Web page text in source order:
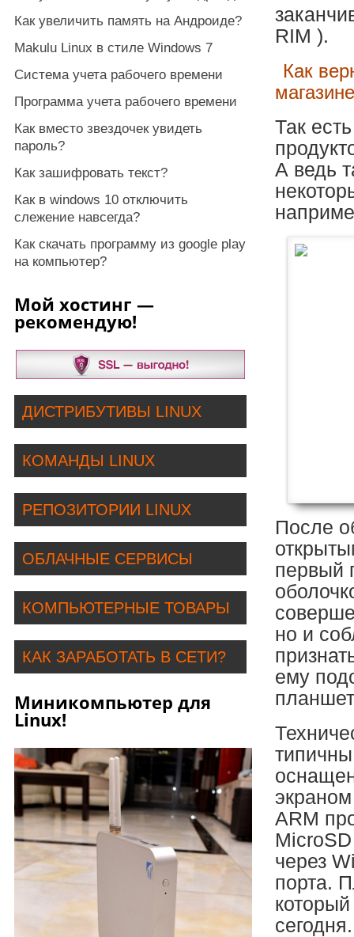
RIM ).
Как
Так
А ведь
После
первый
но и
ему
ARM
через
порта.
сегодня.
Как увеличить память на Андроиде?
Makulu Linux в стиле Windows 7
Система учета рабочего времени
Программа учета рабочего времени
Как вместо звездочек увидеть
пароль?
Как зашифровать текст?
Как в windows 10 отключить
слежение навсегда?
Как скачать программу из google play
на компьютер?
Мой хостинг —
рекомендую!
ДИСТРИБУТИВЫ LINUX
КОМАНДЫ LINUX
РЕПОЗИТОРИИ LINUX
ОБЛАЧНЫЕ СЕРВИСЫ
КОМПЬЮТЕРНЫЕ ТОВАРЫ
КАК ЗАРАБОТАТЬ В СЕТИ?
Миникомпьютер для
Linux!